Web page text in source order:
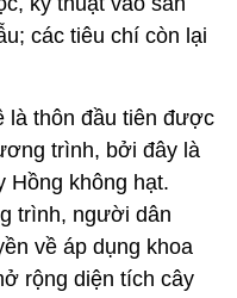
các tiêu chí còn lại
là thôn đầu tiên được
trình, bởi đây là
Hồng không hạt.
trình, người dân
về áp dụng khoa
rộng diện tích cây